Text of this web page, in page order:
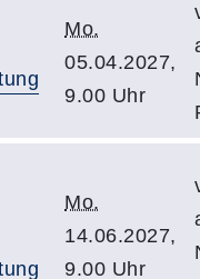
Mo.
05.04.2027,
9.00 Uhr
Mo.
14.06.2027,
9.00 Uhr